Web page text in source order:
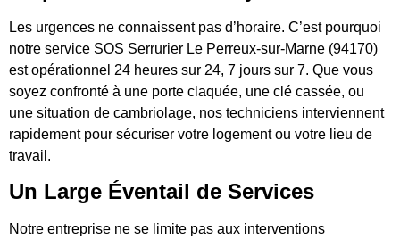
Les urgences ne connaissent pas d’horaire. C’est pourquoi
notre service SOS Serrurier Le Perreux-sur-Marne (94170)
est opérationnel 24 heures sur 24, 7 jours sur 7. Que vous
soyez confronté à une porte claquée, une clé cassée, ou
une situation de cambriolage, nos techniciens interviennent
rapidement pour sécuriser votre logement ou votre lieu de
travail.
Un Large Éventail de Services
Notre entreprise ne se limite pas aux interventions